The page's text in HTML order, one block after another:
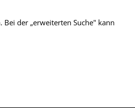
der „erweiterten Suche" kann